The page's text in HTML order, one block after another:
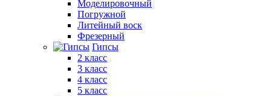
Моделировочный
Погружной
Литейный воск
Фрезерный
Гипсы
2 класс
3 класс
4 класс
5 класс